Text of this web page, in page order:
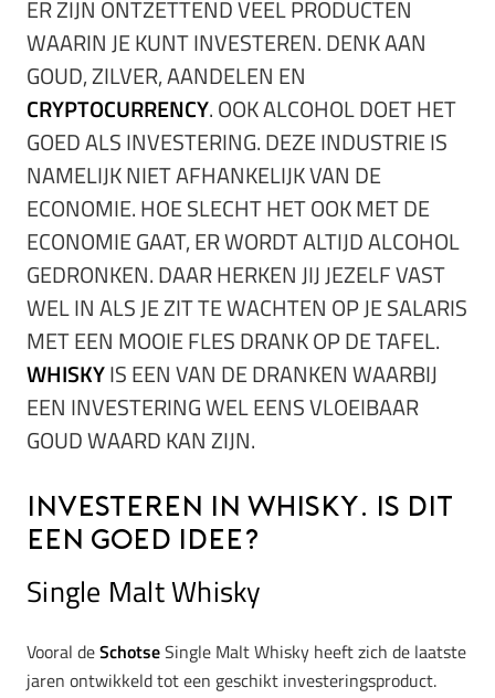
ER ZIJN ONTZETTEND VEEL PRODUCTEN
WAARIN JE KUNT INVESTEREN. DENK AAN
GOUD, ZILVER, AANDELEN EN
CRYPTOCURRENCY. OOK ALCOHOL DOET HET
GOED ALS INVESTERING. DEZE INDUSTRIE IS
NAMELIJK NIET AFHANKELIJK VAN DE
ECONOMIE. HOE SLECHT HET OOK MET DE
ECONOMIE GAAT, ER WORDT ALTIJD ALCOHOL
GEDRONKEN. DAAR HERKEN JIJ JEZELF VAST
WEL IN ALS JE ZIT TE WACHTEN OP JE SALARIS
MET EEN MOOIE FLES DRANK OP DE TAFEL.
WHISKYIS EEN VAN DE DRANKEN WAARBIJ
EEN INVESTERING WEL EENS VLOEIBAAR
GOUD WAARD KAN ZIJN.
Investeren in whisky. Is dit
een goed idee?
Single Malt Whisky
Vooral deSchotseSingle Malt Whisky heeft zich de laatste
jaren ontwikkeld tot een geschikt investeringsproduct.